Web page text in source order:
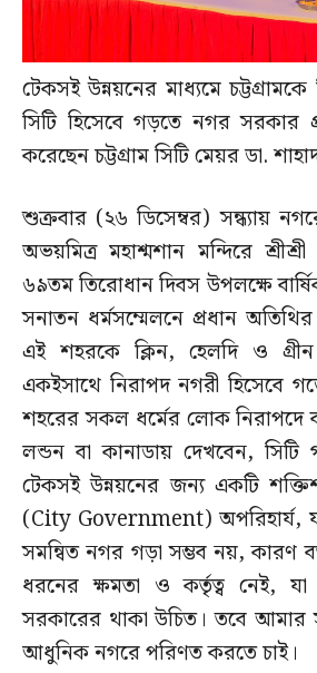
টেকসই উন্নয়নের মাধ্যমে
সিটি হিসেবে গড়তে নগর সরকার
করেছেন চট্টগ্রাম সিটি মেয়র ডা.
শুক্রবার (২৬ ডিসেম্বর) সন্ধ্যায়
অভয়মিত্র মহাশ্মশান মন্দিরে
৬৯তম তিরোধান দিবস উপলক্ষে
সনাতন ধর্মসম্মেলনে প্রধান
এই শহরকে ক্লিন, হেলদি ও
একইসাথে নিরাপদ নগরী হিসেবে
শহরের সকল ধর্মের লোক নিরাপদে
লন্ডন বা কানাডায় দেখবেন, সিটি
টেকসই উন্নয়নের জন্য একটি
(City Government) অপরিহার্য,
সমন্বিত নগর গড়া সম্ভব নয়, কারণ
ধরনের ক্ষমতা ও কর্তৃত্ব নেই, যা
সরকারের থাকা উচিত। তবে
আধুনিক নগরে পরিণত করতে চাই।